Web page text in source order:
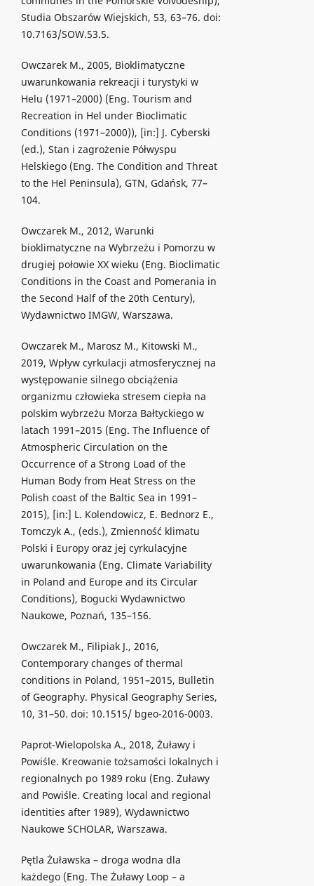
Studia Obszarów Wiejskich, 53, 63–76. doi:
10.7163/SOW.53.5.
Owczarek M., 2005, Bioklimatyczne
uwarunkowania rekreacji i turystyki w
Helu (1971–2000) (Eng. Tourism and
Recreation in Hel under Bioclimatic
Conditions (1971–2000)), [in:] J. Cyberski
(ed.), Stan i zagrożenie Półwyspu
Helskiego (Eng. The Condition and Threat
to the Hel Peninsula), GTN, Gdańsk, 77–
104.
Owczarek M., 2012, Warunki
bioklimatyczne na Wybrzeżu i Pomorzu w
drugiej połowie XX wieku (Eng. Bioclimatic
Conditions in the Coast and Pomerania in
the Second Half of the 20th Century),
Wydawnictwo IMGW, Warszawa.
Owczarek M., Marosz M., Kitowski M.,
2019, Wpływ cyrkulacji atmosferycznej na
występowanie silnego obciążenia
organizmu człowieka stresem ciepła na
polskim wybrzeżu Morza Bałtyckiego w
latach 1991–2015 (Eng. The Influence of
Atmospheric Circulation on the
Occurrence of a Strong Load of the
Human Body from Heat Stress on the
Polish coast of the Baltic Sea in 1991–
2015), [in:] L. Kolendowicz, E. Bednorz E.,
Tomczyk A., (eds.), Zmienność klimatu
Polski i Europy oraz jej cyrkulacyjne
uwarunkowania (Eng. Climate Variability
in Poland and Europe and its Circular
Conditions), Bogucki Wydawnictwo
Naukowe, Poznań, 135–156.
Owczarek M., Filipiak J., 2016,
Contemporary changes of thermal
conditions in Poland, 1951–2015, Bulletin
of Geography. Physical Geography Series,
10, 31–50. doi: 10.1515/ bgeo-2016-0003.
Paprot-Wielopolska A., 2018, Żuławy i
Powiśle. Kreowanie tożsamości lokalnych i
regionalnych po 1989 roku (Eng. Żuławy
and Powiśle. Creating local and regional
identities after 1989), Wydawnictwo
Naukowe SCHOLAR, Warszawa.
Pętla Żuławska – droga wodna dla
każdego (Eng. The Żuławy Loop – a